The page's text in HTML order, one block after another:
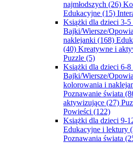
najmłodszych (26)
Edukacyjne (15)
Książki dla dzieci 3-5
Bajki/Wiersze/
naklejanki (168)
(40) Kreatywne i
Puzzle (5)
Książki dla dzieci 6-8
Bajki/Wiersze/
kolorowania i
Poznawanie świata
aktywizujące (27)
Powieści (122)
Książki dla dzieci 9-
Edukacyjne i lektury
Poznawania świata